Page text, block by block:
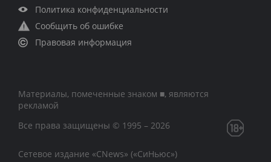
Политика конфиденциальности
Сообщить об ошибке
Правовая информация
Материалы, помеченные знаком ■, являются
рекламой
Все права защищены © 1995 – 2026
Сетевое издание «CNews» («СиНьюс»)